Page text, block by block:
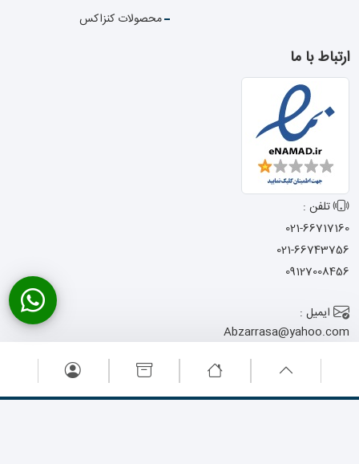
محصولات کنزاکس
ارتباط با ما
تلفن :
021-66717160
021-66743756
09127008456
ایمیل :
Abzarrasa@yahoo.com
خمینی - نرسیده به میدان حسن آباد